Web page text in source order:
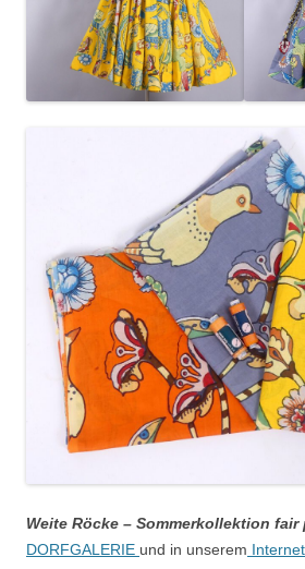
Weite Röcke – Sommerkollektion fair
DORFGALERIE und in unserem